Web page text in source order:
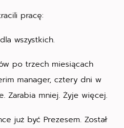
pracę:
wszystkich.
po trzech miesiącach
manager, cztery dni w
Zarabia mniej. Żyje więcej.
już być Prezesem. Został